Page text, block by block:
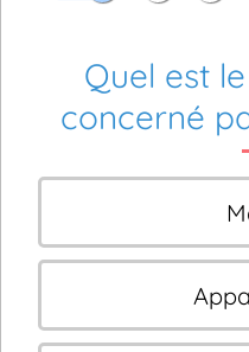
Quel est
concerné